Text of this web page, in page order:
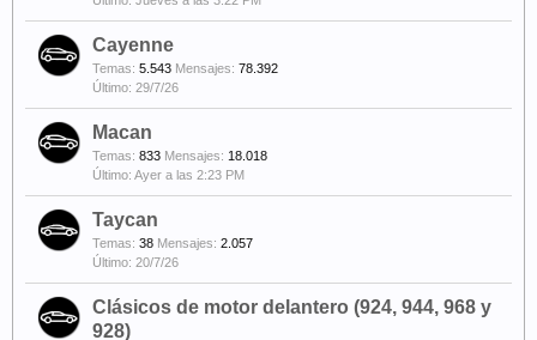
Cayenne
Temas: 5.543 Mensajes: 78.392
29/7/26
Macan
Temas: 833 Mensajes: 18.018
Ayer a las 2:23 PM
Taycan
Temas: 38 Mensajes: 2.057
20/7/26
Clásicos de motor delantero (924, 944, 968 y
928)